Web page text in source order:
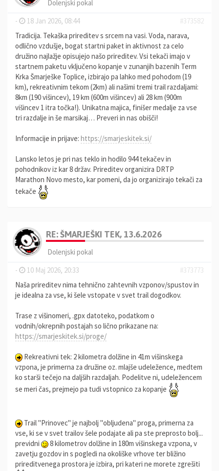
Dolenjski pokal
-
18 Jan 2026, 08:44
#373582
Tradicija. Tekaška prireditev s srcem na vasi. Voda, narava,
odlično vzdušje, bogat startni paket in aktivnost za celo
družino najlažje opisujejo našo prireditev. Vsi tekači imajo v
startnem paketu vključeno kopanje v zunanjih bazenih Term
Krka Šmarješke Toplice, izbirajo pa lahko med pohodom (19
km), rekreativnim tekom (2km) ali našimi tremi trail razdaljami:
8km (190 višincev), 19 km (600m višincev) ali 28 km (900m
višincev 1 itra točka!). Unikatna majica, finišer medalje za vse
tri razdalje in še marsikaj… Preveri in nas obišči!
Informacije in prijave: https://smarjeskitek.si/
Lansko letos je pri nas teklo in hodilo 944 tekačev in
pohodnikov iz kar 8 držav. Prireditev organizira DRTP
Marathon Novo mesto, kar pomeni, da jo organizirajo tekači za
tekače
RE: ŠMARJEŠKI TEK, 13.6.2026
Dolenjski pokal
-
10 Maj 2026, 20:33
#373773
Naša prireditev nima tehnično zahtevnih vzponov/spustov in
je idealna za vse, ki šele vstopate v svet trail dogodkov.
Trase z višinomeri, .gpx datoteko, podatkom o
vodnih/okrepnih postajah so lično prikazane na:
https://smarjeskitek.si/proge/
Rekreativni tek: 2 kilometra dolžine in 41m višinskega
vzpona, je primerna za družine oz. mlajše udeležence, medtem
ko starši tečejo na daljših razdaljah. Podelitve ni, udeležencem
se meri čas, prejmejo pa tudi vstopnico za kopanje
Trail "Prinovec" je najbolj "obljudena" proga, primerna za
vse, ki se v svet trailov šele podajate ali pa ste preprosto bolj...
previdni
8 kilometrov dolžine in 180m višinskega vzpona, v
zavetju gozdov in s pogledi na okoliške vrhove ter bližino
prireditvenega prostora je izbira, pri kateri ne morete zgrešiti